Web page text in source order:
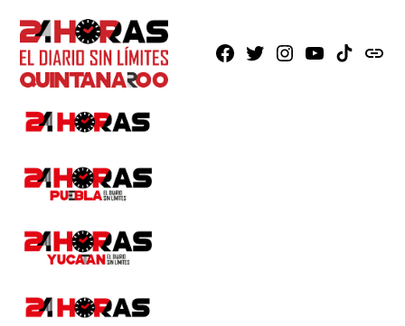
Facebook
X Instagram
YoutubeTikTokissuu